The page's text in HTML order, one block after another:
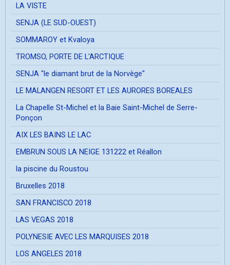
LA VISTE
SENJA (LE SUD-OUEST)
SOMMAROY et Kvaloya
TROMSO, PORTE DE L'ARCTIQUE
SENJA "le diamant brut de la Norvège"
LE MALANGEN RESORT ET LES AURORES BOREALES
La Chapelle St-Michel et la Baie Saint-Michel de Serre-
Ponçon
AIX LES BAINS LE LAC
EMBRUN SOUS LA NEIGE 131222 et Réallon
la piscine du Roustou
Bruxelles 2018
SAN FRANCISCO 2018
LAS VEGAS 2018
POLYNESIE AVEC LES MARQUISES 2018
LOS ANGELES 2018